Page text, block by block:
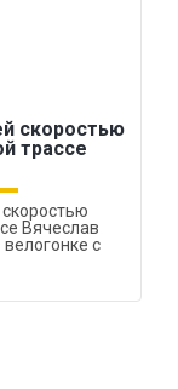
скоростью
трассе
Вячеслав
с